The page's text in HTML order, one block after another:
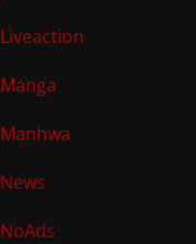
Liveaction
Manga
Manhwa
News
NoAds